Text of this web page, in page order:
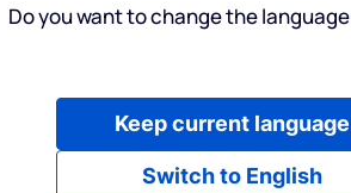
Servicios
Español
Do you want to change the
Switch to English
Keep current language